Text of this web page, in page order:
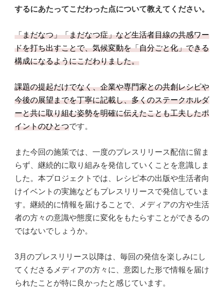
するにあたってこだわった点について教えてください。
「まだなつ」「まだなつ症」など生活者目線の共感ワー
ドを打ち出すことで、気候変動を「自分ごと化」できる
構成になるようにこだわりました。
課題の提起だけでなく、企業や専門家との共創レシピや
今後の展望までを丁寧に記載し、多くのステークホルダ
ーと共に取り組む姿勢を明確に伝えたことも工夫したポ
イントのひとつです。
また今回の施策では、一度のプレスリリース配信に留ま
らず、継続的に取り組みを発信していくことを意識しま
した。本プロジェクトでは、レシピ本の出版や生活者向
けイベントの実施などもプレスリリースで発信していま
す。継続的に情報を届けることで、メディアの方や生活
者の方々の意識や態度に変化をもたらすことができるの
ではないでしょうか。
3月のプレスリリース以降は、毎回の発信を楽しみにし
てくださるメディアの方々に、意図した形で情報を届け
られたことが特に良かったと感じています。